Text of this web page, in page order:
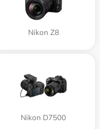
Nikon Z8
Nikon D7500